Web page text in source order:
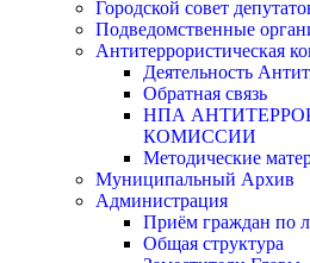
Городской совет
Подведомственные
Антитеррористическая
Деятельность
Обратная связь
НПА
КОМИССИИ
Методические
Муниципальный Архив
Администрация
Приём граждан по
Общая структура